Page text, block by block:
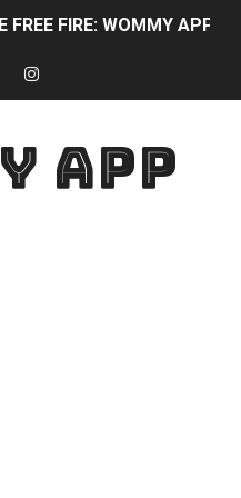
FREE FIRE: WOMMY APP
CON WOMMY APP
JUGADOR DEBE USAR:
APP